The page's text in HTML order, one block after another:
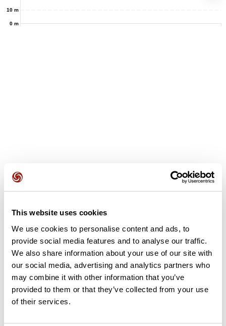
This website uses cookies
We use cookies to personalise content and ads, to
provide social media features and to analyse our traffic.
We also share information about your use of our site with
our social media, advertising and analytics partners who
may combine it with other information that you’ve
provided to them or that they’ve collected from your use
of their services.
0 m
10 m
L'hai già effettuato? Sii il primo a inviare una recensione!
Aggiungi una recensione
Riepilogo